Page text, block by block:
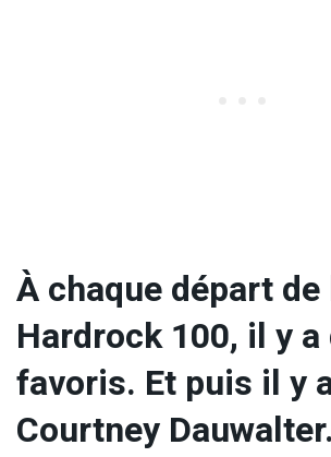
À chaque départ de
Hardrock 100, il y a
favoris. Et puis il y
Courtney Dauwalter.